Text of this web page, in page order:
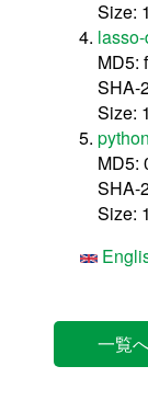
Size:
MD5:
SHA-
Size:
MD5:
SHA-
Size:
一覧